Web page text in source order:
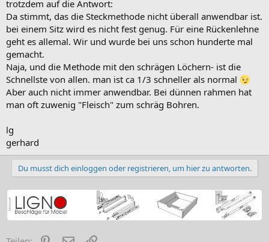
trotzdem auf die Antwort:
Da stimmt, das die Steckmethode nicht überall anwendbar ist.
bei einem Sitz wird es nicht fest genug. Für eine Rückenlehne
geht es allemal. Wir und wurde bei uns schon hunderte mal
gemacht.
Naja, und die Methode mit den schrägen Löchern- ist die
Schnellste von allen. man ist ca 1/3 schneller als normal
Aber auch nicht immer anwendbar. Bei dünnen rahmen hat
man oft zuwenig "Fleisch" zum schräg Bohren.
lg
gerhard
Du musst dich einloggen oder registrieren, um hier zu antworten.